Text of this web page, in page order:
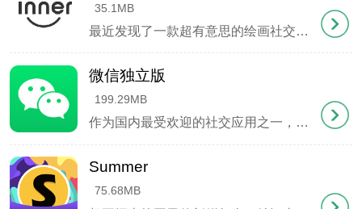
35.1MB
最近发现了一款超有意思的绘画社交软件inner，它完全颠覆了我对创作社区的认知。作为一个喜欢随手涂鸦的业余画手，这里简直是我的秘密花园。不同于其他平台眼花缭乱的界面，inner的极简设计让每幅作品都能被认真看见。最打动我的是它的 "双身
微信独立版
199.29MB
作为国内最受欢迎的社交应用之一，微信的每一个新版本都牵动着亿万用户的心。今天要为大家介绍的是微信独立版，这是一款专为智能手表设计的轻量级版本。与完整版相比，这个版本保留了最常用的核心功能，包括语音对
Summer
75.68MB